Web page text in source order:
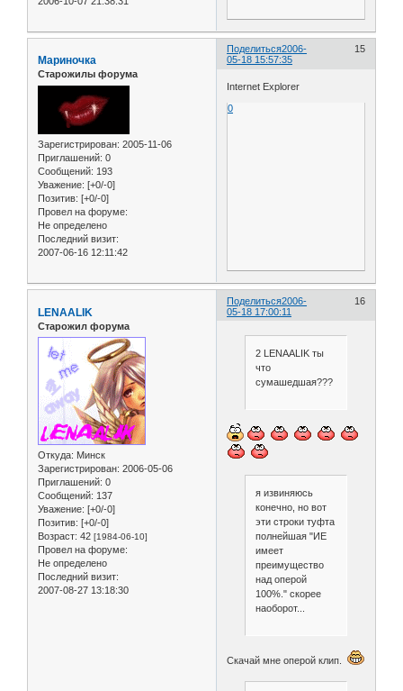
Поделиться 15
2006-
05-18 15:57:35
Мариночка
Старожилы форума
Зарегистрирован: 2005-11-06
Приглашений: 0
Сообщений: 193
Уважение: [+0/-0]
Позитив: [+0/-0]
Провел на форуме:
Не определено
Последний визит:
2007-06-16 12:11:42
Internet Explorer
0
Поделиться 16
2006-
05-18 17:00:11
LENAALIK
Старожил форума
Откуда: Минск
Зарегистрирован: 2006-05-06
Приглашений: 0
Сообщений: 137
Уважение: [+0/-0]
Позитив: [+0/-0]
Возраст: 42 [1984-06-10]
Провел на форуме:
Не определено
Последний визит:
2007-08-27 13:18:30
2 LENAALIK ты
что
сумашедшая???
я извиняюсь
конечно, но вот
эти строки туфта
полнейшая "ИЕ
имеет
преимущество
над оперой
100%." скорее
наоборот...
Скачай мне оперой клип.